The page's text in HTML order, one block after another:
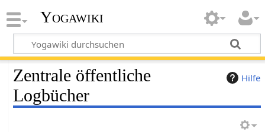
Yogawiki
Hilfe
Zentrale öffentliche
Logbücher